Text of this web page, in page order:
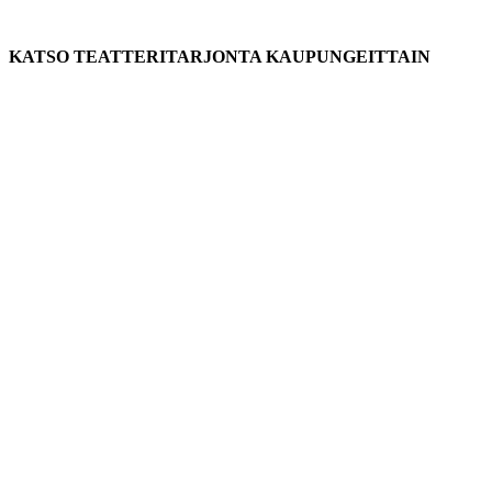
KATSO TEATTERITARJONTA KAUPUNGEITTAIN